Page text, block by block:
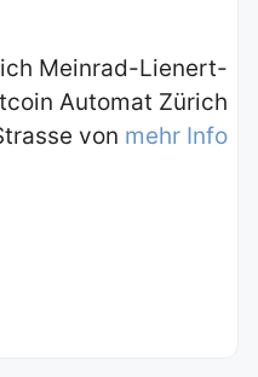
Meinrad-Lienert-
Automat Zürich
von mehr Info